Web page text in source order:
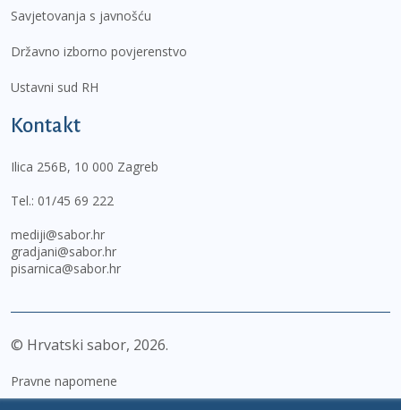
Savjetovanja s javnošću
Državno izborno povjerenstvo
Ustavni sud RH
Kontakt
Ilica 256B, 10 000 Zagreb
Tel.: 01/45 69 222
mediji@sabor.hr
gradjani@sabor.hr
pisarnica@sabor.hr
© Hrvatski sabor, 2026
Pravne napomene